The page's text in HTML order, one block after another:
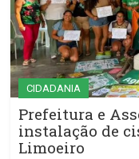
CIDADANIA
Prefeitura e
instalação de
Limoeiro